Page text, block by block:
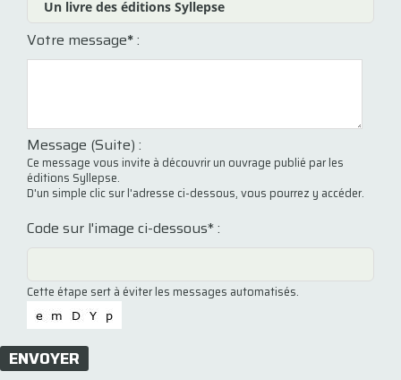
Votre message*:
Message (Suite) :
Ce message vous invite à découvrir un ouvrage publié par les
éditions Syllepse.
D'un simple clic sur l'adresse ci-dessous, vous pourrez y accéder.
Code sur l'image ci-dessous* :
Cette étape sert à éviter les messages automatisés.
ENVOYER